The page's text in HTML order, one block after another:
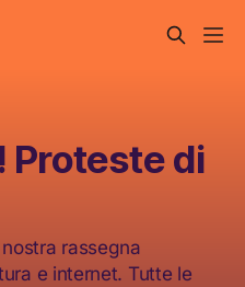
Proteste di
rassegna
e internet. Tutte le